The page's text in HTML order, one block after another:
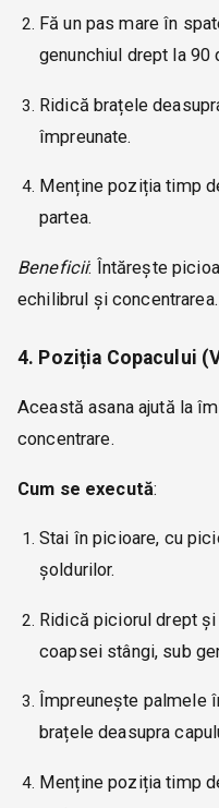
Fă un pas mare în
genunchiul drept la 90
Ridică brațele
împreunate.
Menține poziția timp
partea.
Beneficii: Întărește
echilibrul și concentrarea.
4. Poziția Copacului
Această asana ajută la
concentrare.
Cum se execută:
Stai în picioare, cu
șoldurilor.
Ridică piciorul drept
coapsei stângi, sub
Împreunește palmele
brațele deasupra
Menține poziția timp